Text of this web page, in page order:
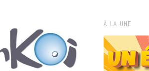
À LA UNE